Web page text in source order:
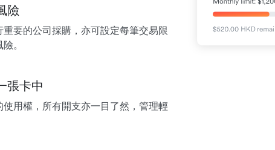
險
要的公司採購，亦可設定每筆交易限
。
張卡中
用權，所有開支亦一目了然，管理輕